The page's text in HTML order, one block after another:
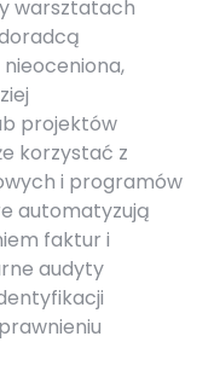
warsztatach
projektów
korzystać z
i programów
automatyzują
faktur i
audyty